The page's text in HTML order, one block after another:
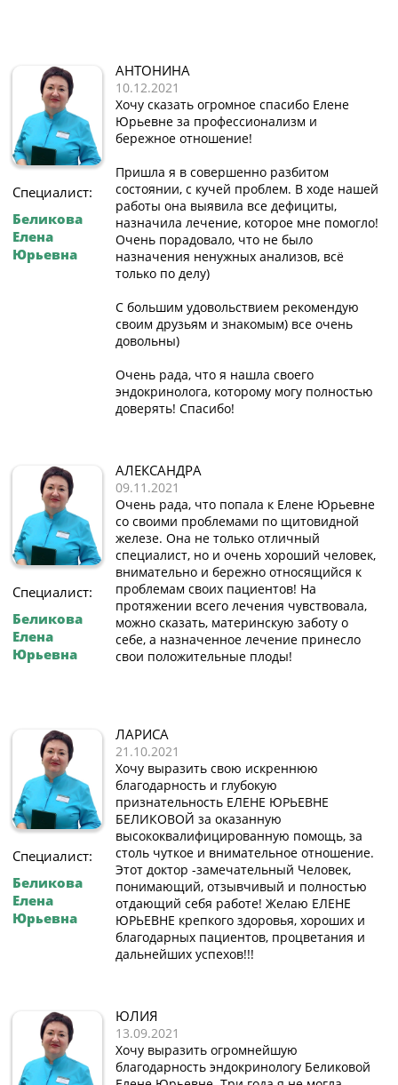
Специалист:
Беликова
Елена
Юрьевна
АНТОНИНА
10.12.2021
Хочу сказать огромное спасибо Елене
Юрьевне за профессионализм и
бережное отношение!
Пришла я в совершенно разбитом
состоянии, с кучей проблем. В ходе нашей
работы она выявила все дефициты,
назначила лечение, которое мне помогло!
Очень порадовало, что не было
назначения ненужных анализов, всё
только по делу)
С большим удовольствием рекомендую
своим друзьям и знакомым) все очень
довольны)
Очень рада, что я нашла своего
эндокринолога, которому могу полностью
доверять! Спасибо!
Специалист:
Беликова
Елена
Юрьевна
АЛЕКСАНДРА
09.11.2021
Очень рада, что попала к Елене Юрьевне
со своими проблемами по щитовидной
железе. Она не только отличный
специалист, но и очень хороший человек,
внимательно и бережно относящийся к
проблемам своих пациентов! На
протяжении всего лечения чувствовала,
можно сказать, материнскую заботу о
себе, а назначенное лечение принесло
свои положительные плоды!
Специалист:
Беликова
Елена
Юрьевна
ЛАРИСА
21.10.2021
Хочу выразить свою искреннюю
благодарность и глубокую
признательность ЕЛЕНЕ ЮРЬЕВНЕ
БЕЛИКОВОЙ за оказанную
высококвалифицированную помощь, за
столь чуткое и внимательное отношение.
Этот доктор -замечательный Человек,
понимающий, отзывчивый и полностью
отдающий себя работе! Желаю ЕЛЕНЕ
ЮРЬЕВНЕ крепкого здоровья, хороших и
благодарных пациентов, процветания и
дальнейших успехов!!!
ЮЛИЯ
13.09.2021
Хочу выразить огромнейшую
благодарность эндокринологу Беликовой